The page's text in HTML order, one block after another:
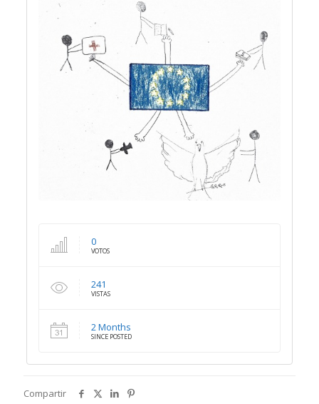
0
VOTOS
241
VISTAS
2 Months
SINCE POSTED
Compartir